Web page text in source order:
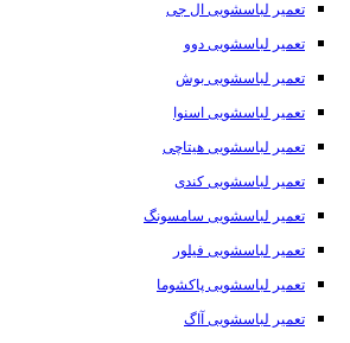
تعمیر لباسشویی ال جی
تعمیر لباسشویی دوو
تعمیر لباسشویی بوش
تعمیر لباسشویی اسنوا
تعمیر لباسشویی هیتاچی
تعمیر لباسشویی کندی
تعمیر لباسشویی سامسونگ
تعمیر لباسشویی فیلور
تعمیر لباسشویی پاکشوما
تعمیر لباسشویی آاگ